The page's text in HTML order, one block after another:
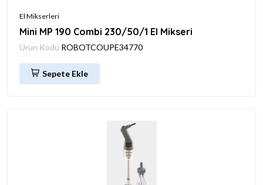
El Mikserleri
Mini MP 190 Combi 230/50/1 El Mikseri
Ürün Kodu ROBOTCOUPE34770
Sepete Ekle